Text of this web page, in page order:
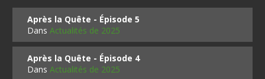
Après la Quête - Épisode 5
DansActualités de 2025
Après la Quête - Épisode 4
DansActualités de 2025